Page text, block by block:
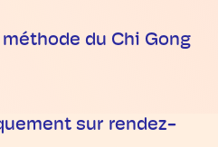
du Chi Gong
sur rendez-